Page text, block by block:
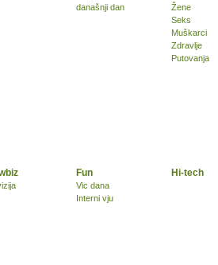
današnji dan
Žene
Seks
Muškarci
Zdravlje
Putovanja
Fun
Vic dana
Interni vju
Hi-tech